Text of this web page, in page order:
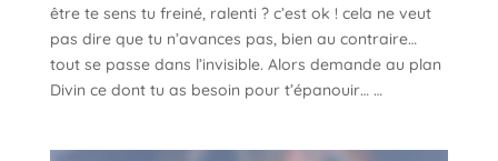
être te sens tu freiné, ralenti ? c’est ok ! cela ne veut
pas dire que tu n’avances pas, bien au contraire…
tout se passe dans l’invisible. Alors demande au plan
Divin ce dont tu as besoin pour t’épanouir… …